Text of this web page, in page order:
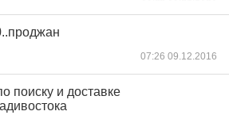
07:26 09.12.2016
поиску и доставке